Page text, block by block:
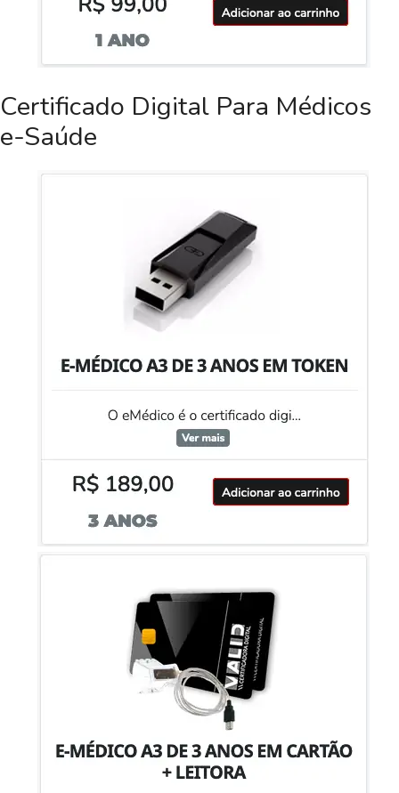
Certificado Digital Para Médicos
e-Saúde